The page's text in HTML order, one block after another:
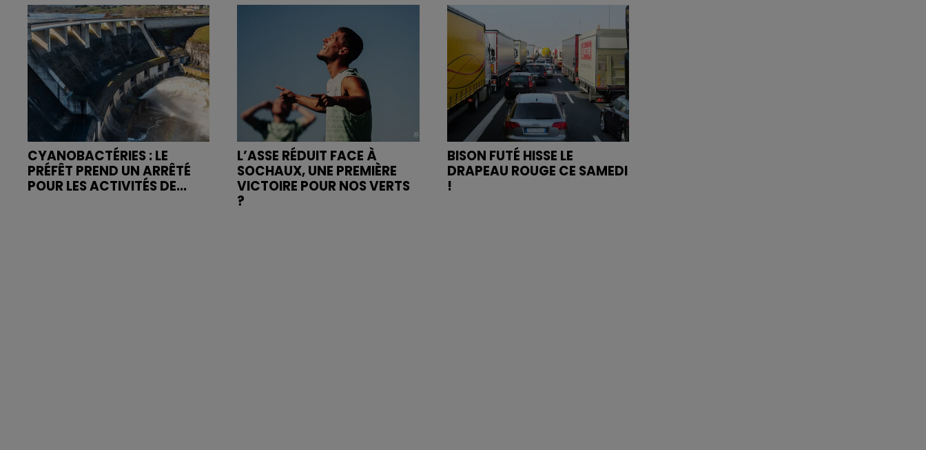
CYANOBACTÉRIES : LE
PRÉFÊT PREND UN ARRÊTÉ
POUR LES ACTIVITÉS DE...
L’ASSE RÉDUIT FACE À
SOCHAUX, UNE PREMIÈRE
VICTOIRE POUR NOS VERTS
?
BISON FUTÉ HISSE LE
DRAPEAU ROUGE CE SAMEDI
!